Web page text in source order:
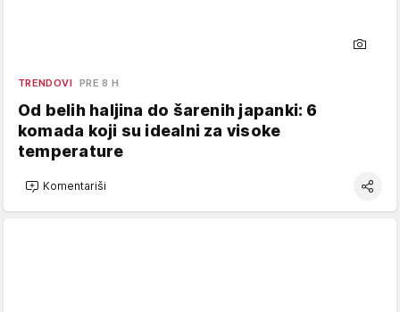
TRENDOVI PRE 8 H
Od belih haljina do šarenih japanki: 6
komada koji su idealni za visoke
temperature
Komentariši